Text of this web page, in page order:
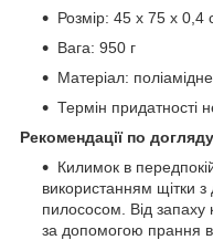
Розмір: 45 х 75 х 0,4
Вага: 950 г
Матеріал:
Термін придатності
Рекомендації по
Килимок в
використанням щітки
пилососом. Від запаху
за допомогою прання